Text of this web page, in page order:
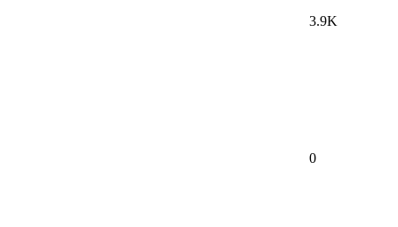
3.9K
0